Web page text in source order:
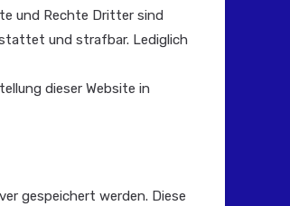
und Rechte Dritter sind
und strafbar. Lediglich
dieser Website in
gespeichert werden. Diese